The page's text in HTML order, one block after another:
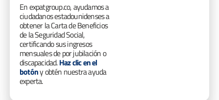
En expatgroup.co, ayudamos a
ciudadanos estadounidenses a
obtener la Carta de Beneficios
de la Seguridad Social,
certificando sus ingresos
mensuales de por jubilación o
discapacidad.Haz clic en el
botóny obtén nuestra ayuda
experta.